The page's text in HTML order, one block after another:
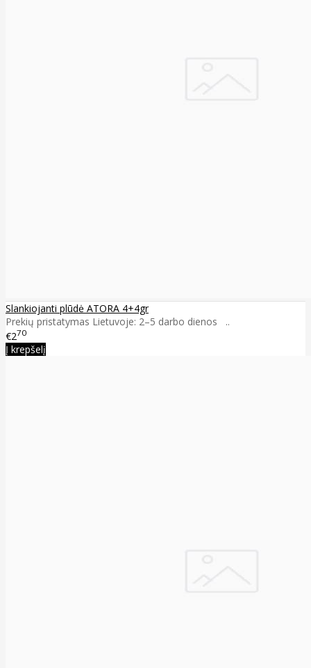
Slankiojanti plūdė ATORA 4+4gr
Prekių pristatymas Lietuvoje: 2–5 darbo dienos ..
€270
Į krepšelį